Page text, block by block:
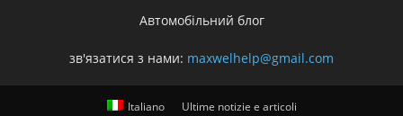
Автомобільний блог
зв'язатися з нами: maxwelhelp@gmail.com
Italiano Ultime notizie e articoli